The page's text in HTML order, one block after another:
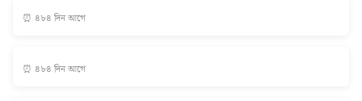
⏰ ৪৮৪ দিন আগে
⏰ ৪৮৪ দিন আগে